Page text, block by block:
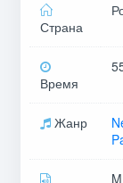
Страна
Время
Жанр